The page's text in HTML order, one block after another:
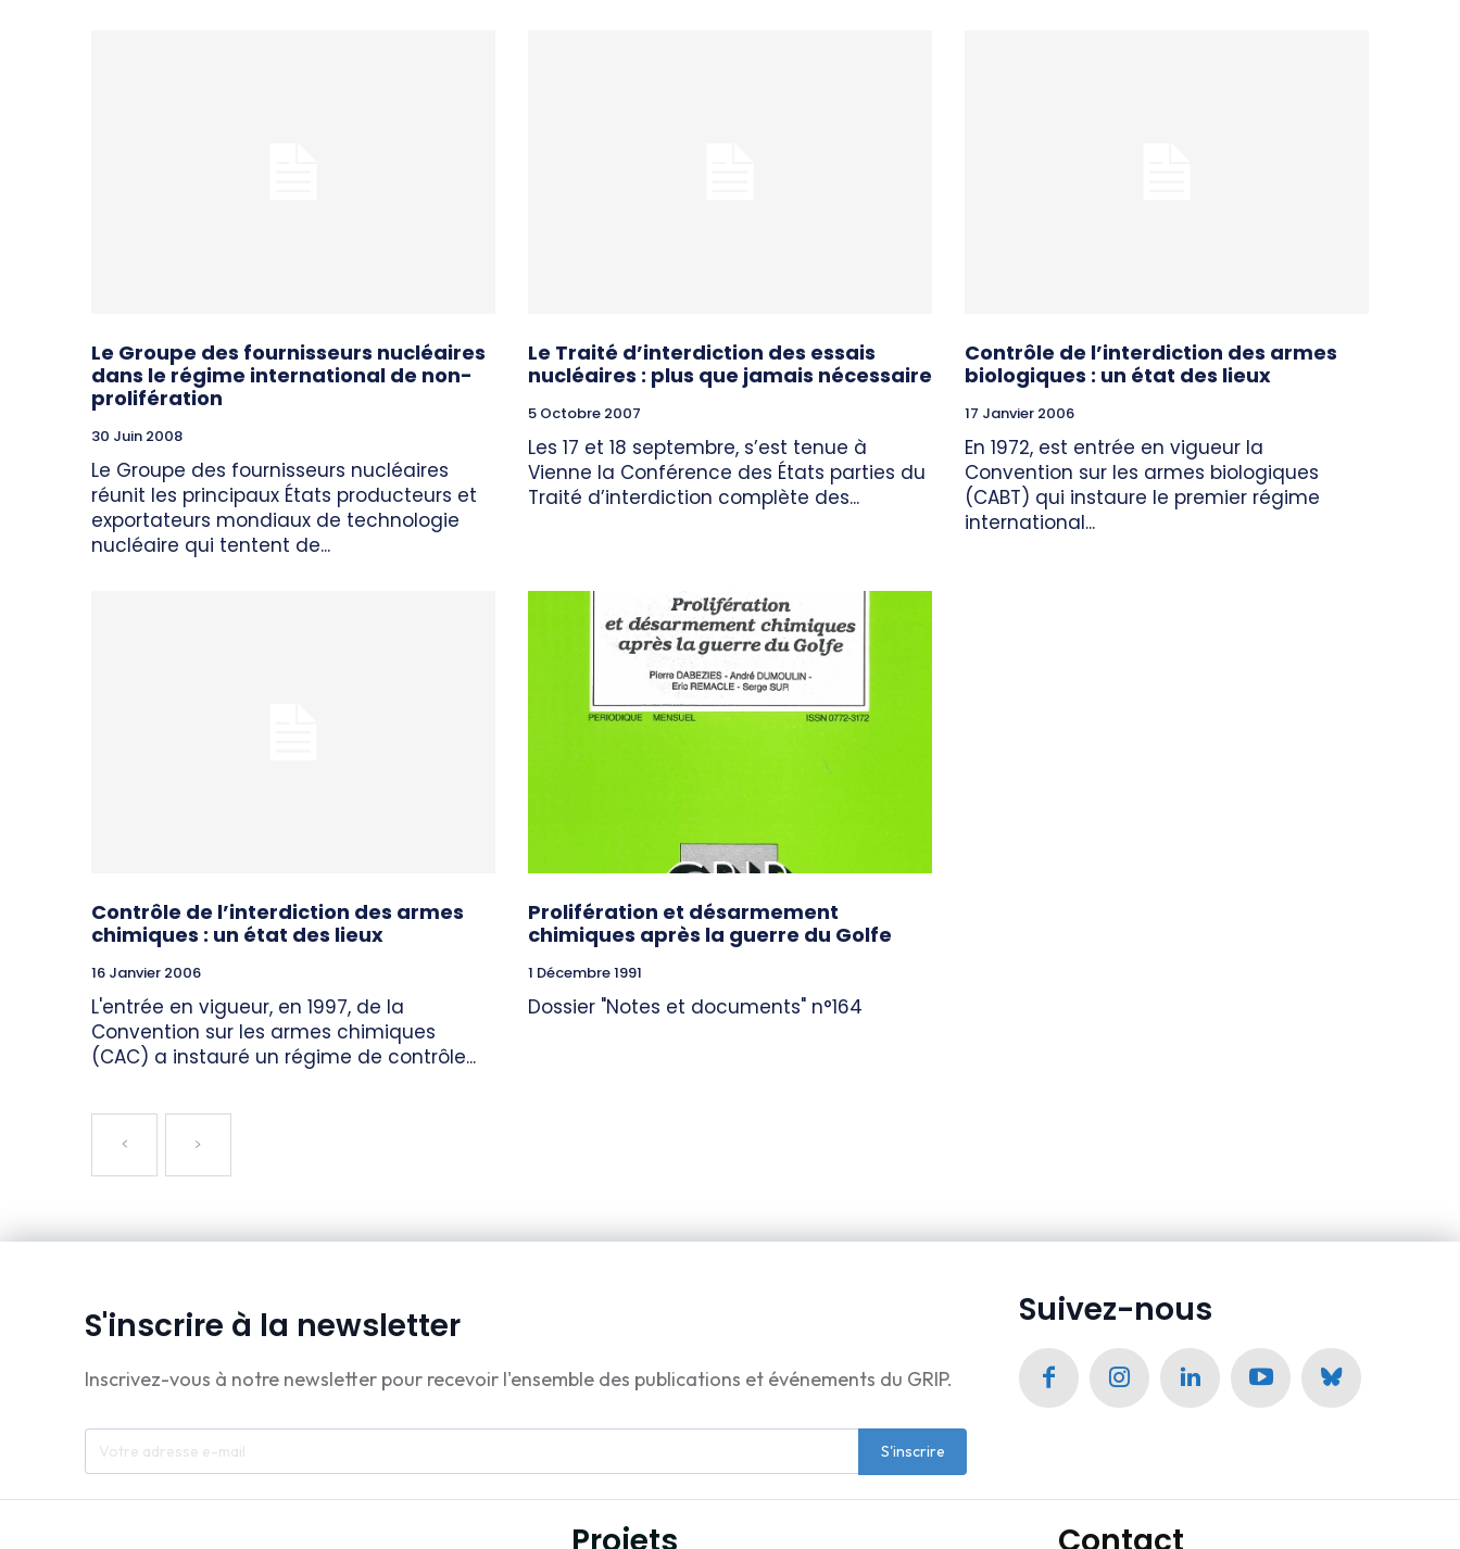
Le Groupe des fournisseurs nucléaires
dans le régime international de non-
prolifération
30 Juin 2008
Le Groupe des fournisseurs nucléaires
réunit les principaux États producteurs et
exportateurs mondiaux de technologie
nucléaire qui tentent de...
Le Traité d’interdiction des essais
nucléaires : plus que jamais nécessaire
5 Octobre 2007
Les 17 et 18 septembre, s’est tenue à
Vienne la Conférence des États parties du
Traité d’interdiction complète des...
Contrôle de l’interdiction des armes
biologiques : un état des lieux
17 Janvier 2006
En 1972, est entrée en vigueur la
Convention sur les armes biologiques
(CABT) qui instaure le premier régime
international...
Contrôle de l’interdiction des armes
chimiques : un état des lieux
16 Janvier 2006
L'entrée en vigueur, en 1997, de la
Convention sur les armes chimiques
(CAC) a instauré un régime de contrôle...
Prolifération et désarmement
chimiques après la guerre du Golfe
1 Décembre 1991
Dossier "Notes et documents" n°164
S'inscrire à la newsletter
Inscrivez-vous à notre newsletter pour recevoir l'ensemble des publications et événements du GRIP.
S'inscrire
Suivez-nous